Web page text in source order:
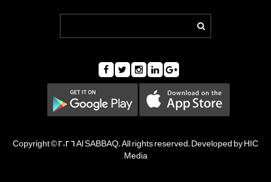
Copyright © 2026 Al SABBAQ. All rights reserved. Developed by HIC
Media